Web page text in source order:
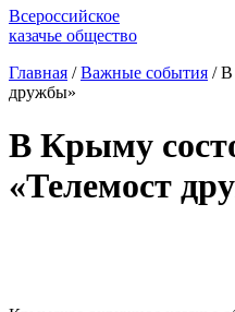
Всероссийское
казачье общество
Главная / Важные события / В
дружбы»
В Крыму
«Телемост